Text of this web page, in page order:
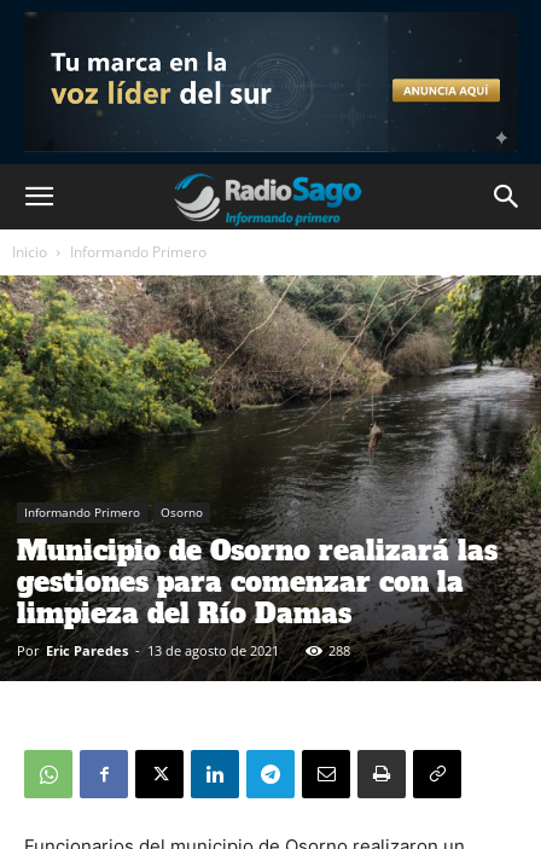
Inicio Informando Primero
Informando Primero Osorno
Municipio de Osorno realizará las
gestiones para comenzar con la
limpieza del Río Damas
Por Eric Paredes - 13 de agosto de 2021 288